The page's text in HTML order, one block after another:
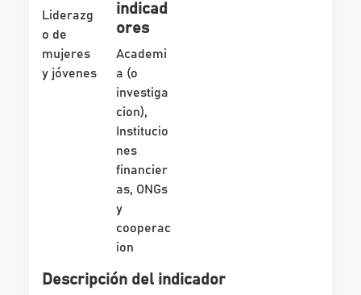
Liderazg
o de
mujeres
y jóvenes
indicad
ores
Academi
a (o
investiga
cion),
Institucio
nes
financier
as, ONGs
y
cooperac
ion
Descripción del indicador